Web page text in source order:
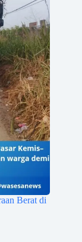
Berat di